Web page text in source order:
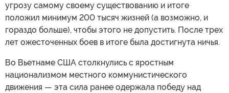
угрозу самому своему существованию и итоге
положил минимум 200 тысяч жизней (а возможно, и
гораздо больше), чтобы этого не допустить. После трех
лет ожесточенных боев в итоге была достигнута ничья.
Во Вьетнаме США столкнулись с яростным
национализмом местного коммунистического
движения — эта сила ранее одержала победу над